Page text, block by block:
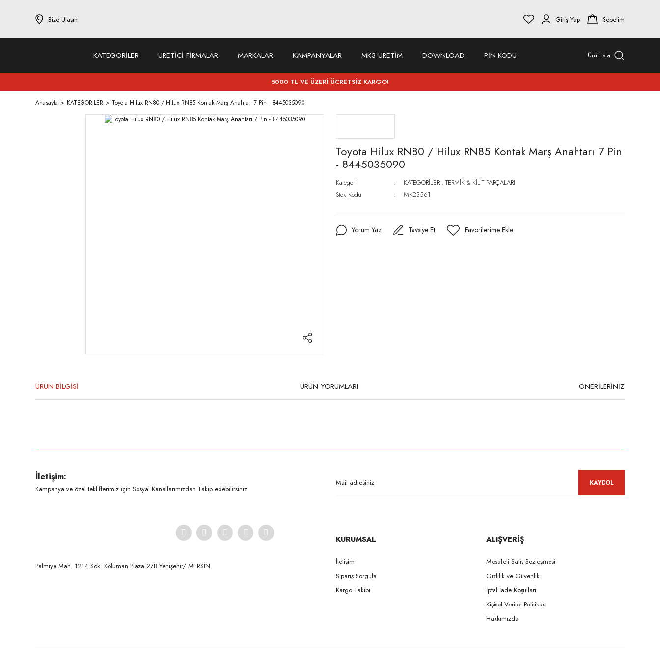
Bize Ulaşın Giriş Yap Sepetim
KATEGORİLER ÜRETİCİ FİRMALAR MARKALAR KAMPANYALAR MK3 ÜRETİM DOWNLOAD PİN KODU Ürün ara
5000 TL VE ÜZERİ ÜCRETSİZ KARGO!
Anasayfa KATEGORİLER Toyota Hilux RN80 / Hilux RN85 Kontak Marş Anahtarı 7 Pin - 8445035090
Toyota Hilux RN80 / Hilux RN85 Kontak Marş Anahtarı 7 Pin
- 8445035090
Kategori KATEGORİLER ,TERMİK & KİLİT PARÇALARI
Stok Kodu
MK23561
Yorum Yaz Tavsiye Et
ÜRÜN BİLGİSİ ÜRÜN YORUMLARI ÖNERİLERİNİZ
Ürün açıklamasında eksik bilgiler bulunuyor.
Ürün bilgilerinde hatalar bulunuyor.
İletişim:
Kampanya ve özel tekliflerimiz için Sosyal Kanallarımızdan Takip edebilirsiniz
KAYDOL
Palmiye Mah. 1214 Sok. Koluman Plaza 2/B Yenişehir/ MERSİN.ㅤㅤㅤㅤㅤㅤㅤㅤㅤㅤㅤㅤㅤㅤㅤㅤㅤㅤㅤㅤㅤㅤㅤㅤㅤㅤㅤㅤㅤㅤㅤㅤㅤㅤㅤ ㅤㅤㅤㅤㅤㅤㅤㅤㅤㅤ
KURUMSAL
İletişim
Sipariş Sorgula
Kargo Takibi
ALIŞVERİŞ
Mesafeli Satış Sözleşmesi
Gizlilik ve Güvenlik
İptal İade Koşullari
Kişisel Veriler Politikası
Hakkımızda